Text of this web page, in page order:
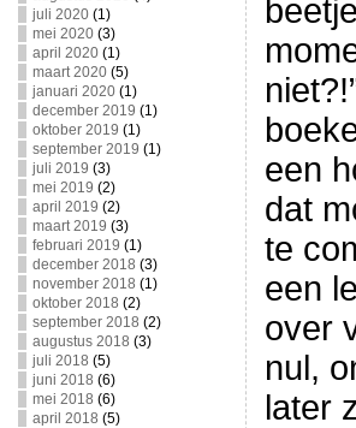
juli 2020(1)
mei 2020(3)
april 2020(1)
maart 2020(5)
januari 2020(1)
december 2019 (1)
oktober 2019 (1)
september 2019 (1)
juli 2019 (3)
mei 2019 (2)
april 2019 (2)
maart 2019 (3)
februari 2019 (1)
december 2018 (3)
november 2018 (1)
oktober 2018 (2)
september 2018 (2)
augustus 2018 (3)
juli 2018 (5)
juni 2018 (6)
mei 2018 (6)
april 2018 (5)
een
dat
te
een
over
nul,
later